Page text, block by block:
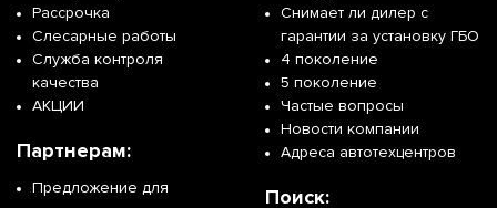
Рассрочка
Слесарные работы
Служба контроля
качества
АКЦИИ
Партнерам:
Предложение для
Снимает ли дилер с
гарантии за установку ГБО
4 поколение
5 поколение
Частые вопросы
Новости компании
Адреса автотехцентров
Поиск: